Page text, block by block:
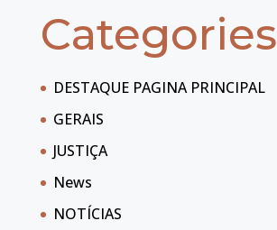
Categories
DESTAQUE PAGINA PRINCIPAL
GERAIS
JUSTIÇA
News
NOTÍCIAS